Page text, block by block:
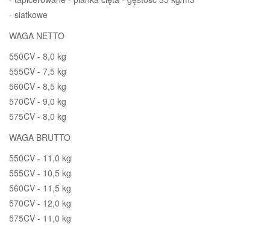
- siatkowe
WAGA NETTO
550CV - 8,0 kg
555CV - 7,5 kg
560CV - 8,5 kg
570CV - 9,0 kg
575CV - 8,0 kg
WAGA BRUTTO
550CV - 11,0 kg
555CV - 10,5 kg
560CV - 11,5 kg
570CV - 12,0 kg
575CV - 11,0 kg